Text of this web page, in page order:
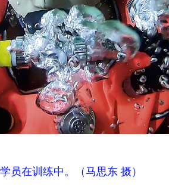
学员在训练中。（马思东 摄）